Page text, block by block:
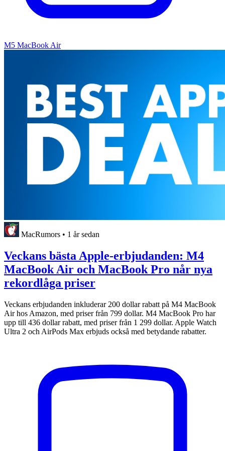
M5 MacBook Air
MacRumors • 1 år sedan
Veckans bästa Apple-erbjudanden: M4
MacBook Air och MacBook Pro når nya
rekordlåga priser
Veckans erbjudanden inkluderar 200 dollar rabatt på M4 MacBook
Air hos Amazon, med priser från 799 dollar. M4 MacBook Pro har
upp till 436 dollar rabatt, med priser från 1 299 dollar. Apple Watch
Ultra 2 och AirPods Max erbjuds också med betydande rabatter.